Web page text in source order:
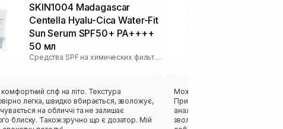
SKIN1004 Madagascar
Centella Hyalu-Cica Water-Fit
Sun Serum SPF50+ PA++++
50 мл
Средства SPF на химических фильтрах
спф на літо. Текстура
легка, швидко вбирається, зволожує,
на обличчі та не залишає
блиску. Також зручно що є дозатор. Мій
Можу співати оди кохання
Приємна молочкова текстура
аналогом Needly), надає шкірі
зволоження,потім макіяж